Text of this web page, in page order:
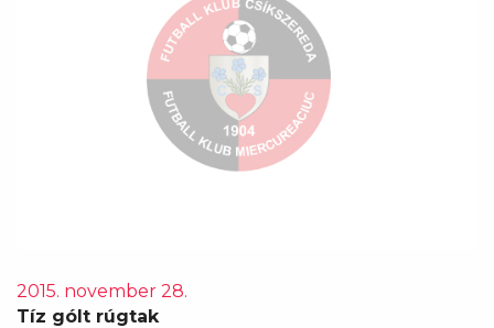
2015. november 28.
Tíz gólt rúgtak